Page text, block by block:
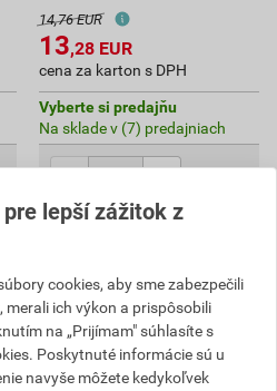
14,76 EUR
13,28 EUR
cena za karton s DPH
Vyberte si predajňu
Na sklade v (7) predajniach
13,28 EUR celkom s DPH
lepší zážitok z
cookies, aby sme zabezpečili
ich výkon a prispôsobili
na „Prijímam" súhlasíte s
Poskytnuté informácie sú u
navyše môžete kedykoľvek